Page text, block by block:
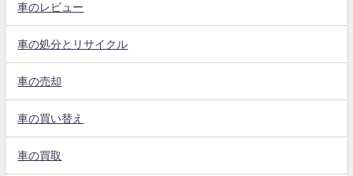
車のレビュー
車の処分とリサイクル
車の売却
車の買い替え
車の買取